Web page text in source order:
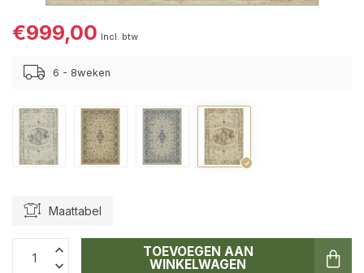
€999,00 Incl. btw
6 - 8weken
Maattabel
TOEVOEGEN AAN
WINKELWAGEN